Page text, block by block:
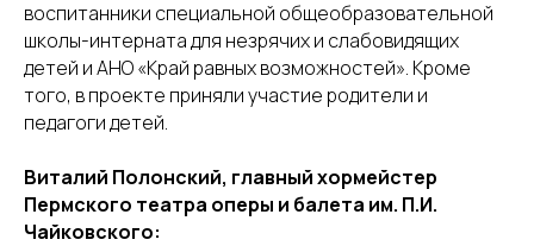
воспитанники специальной общеобразовательной
школы-интерната для незрячих и слабовидящих
детей и АНО «Край равных возможностей». Кроме
того, в проекте приняли участие родители и
педагоги детей.
Виталий Полонский, главный хормейстер
Пермского театра оперы и балета им. П.И.
Чайковского: